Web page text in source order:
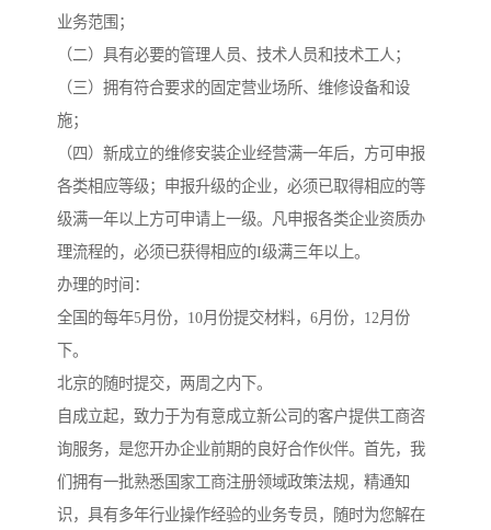
业务范围；
（二）具有必要的管理人员、技术人员和技术工人；
（三）拥有符合要求的固定营业场所、维修设备和设
施；
（四）新成立的维修安装企业经营满一年后，方可申报
各类相应等级；申报升级的企业，必须已取得相应的等
级满一年以上方可申请上一级。凡申报各类企业资质办
理流程的，必须已获得相应的I级满三年以上。
办理的时间：
全国的每年5月份，10月份提交材料，6月份，12月份
下。
北京的随时提交，两周之内下。
自成立起，致力于为有意成立新公司的客户提供工商咨
询服务，是您开办企业前期的良好合作伙伴。首先，我
们拥有一批熟悉国家工商注册领域政策法规，精通知
识，具有多年行业操作经验的业务专员，随时为您解在